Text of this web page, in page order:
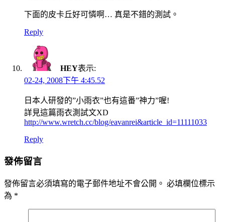
下面的皮卡丘好可憐啊… 真是不錯的測試。
Reply
HEY表示:
02-24, 2008下午 4:45.52
日本人研發的”小雨衣”也有這番”神力”喔!
詳見這篇雨衣測試文XD
http://www.wretch.cc/blog/eavanrei&article_id=11111033
Reply
發佈留言
發佈留言必須填寫的電子郵件地址不會公開。 必填欄位標示
為 *